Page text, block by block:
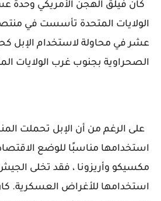
كان فيلق الهجن الأمريكي وحدة
الولايات المتحدة تأسست في
عشر في محاولة لاستخدام الإبل
الصحراوية بجنوب غرب الولايات
على الرغم من أن الإبل تحملت
استخدامها مناسبًا للوضع
مكسيكو وأريزونا ، فقد تخلى
استخدامها للأغراض العسكرية.